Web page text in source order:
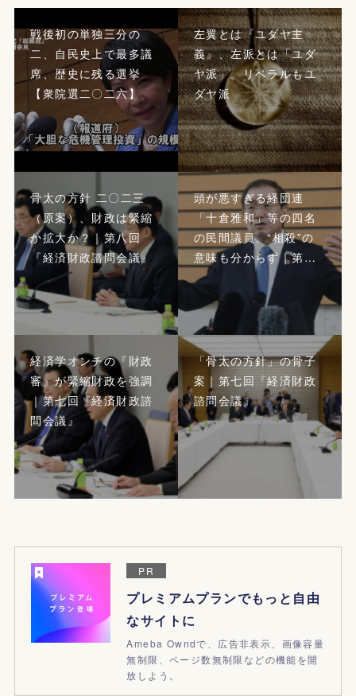
戦後初の単独三分の
二、自民史上で最多議
席、歴史に残る選挙
【衆院選二〇二六】
左翼とは『ユダヤ主
義』、左派とは「ユダ
ヤ派」。リベラルもユ
ダヤ派
骨太の方針 二〇二三
（原案）、財政は緊縮
か拡大か？｜第八回
『経済財政諮問会議』
頭が悪すぎる経団連
「十倉雅和」等の四名
の民間議員、“相殺”の
意味も分からず｜第…
経済学オンチの『財政
審』が緊縮財政を強調
｜第七回『経済財政諮
問会議』
「骨太の方針」の骨子
案｜第七回『経済財政
諮問会議』
PR
プレミアムプランでもっと自由
なサイトに
Ameba Owndで、広告非表示、画像容量
無制限、ページ数無制限などの機能を開
放しよう。